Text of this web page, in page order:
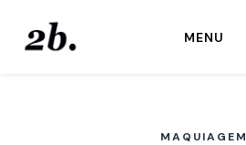
MENU
MAQUIAGEM